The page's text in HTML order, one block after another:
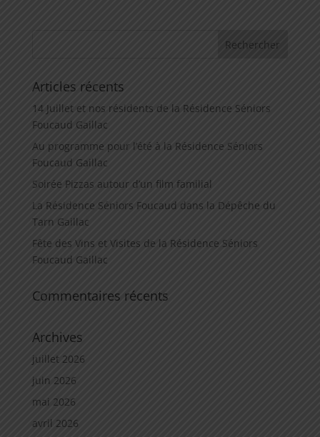
Articles récents
14 Juillet et nos résidents de la Résidence Séniors
Foucaud Gaillac
Au programme pour l’été à la Résidence Séniors
Foucaud Gaillac
Soirée Pizzas autour d’un film familial
La Résidence Séniors Foucaud dans la Dépêche du
Tarn Gaillac
Fête des Vins et Visites de la Résidence Séniors
Foucaud Gaillac
Commentaires récents
Archives
juillet 2026
juin 2026
mai 2026
avril 2026